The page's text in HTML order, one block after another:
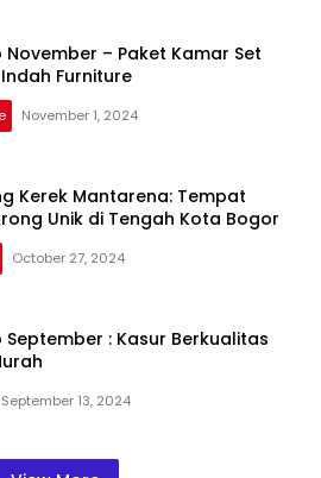
November – Paket Kamar Set
Furniture
November 1, 2024
Kerek Mantarena: Tempat
Unik di Tengah Kota Bogor
October 27, 2024
September : Kasur Berkualitas
September 13, 2024